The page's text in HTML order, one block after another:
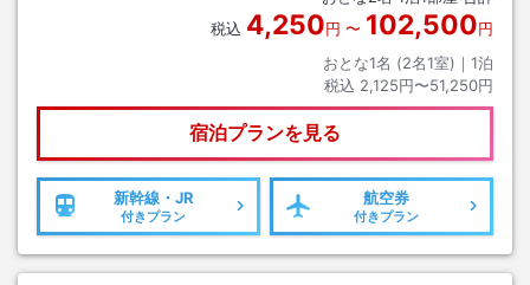
税込 4,250円 〜 102,500円
おとな1名 (2名1室)｜ 1泊
税込 2,125円〜51,250円
宿泊プランを見る
新幹線・JR
付きプラン
航空券
付きプラン